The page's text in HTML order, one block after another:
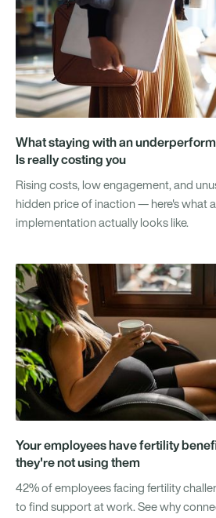
What staying with an
Is really costing you
Rising costs, low engagement, and
hidden price of inaction — here's what
implementation actually looks like.
Your employees have fertility
they're not using them
42% of employees facing fertility
to find support at work. See why